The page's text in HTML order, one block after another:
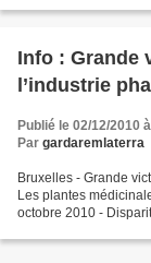
Info : Grande
l’industrie
Publié le 02/12/2010
Par gardaremlaterra
Bruxelles - Grande
Les plantes
octobre 2010 -